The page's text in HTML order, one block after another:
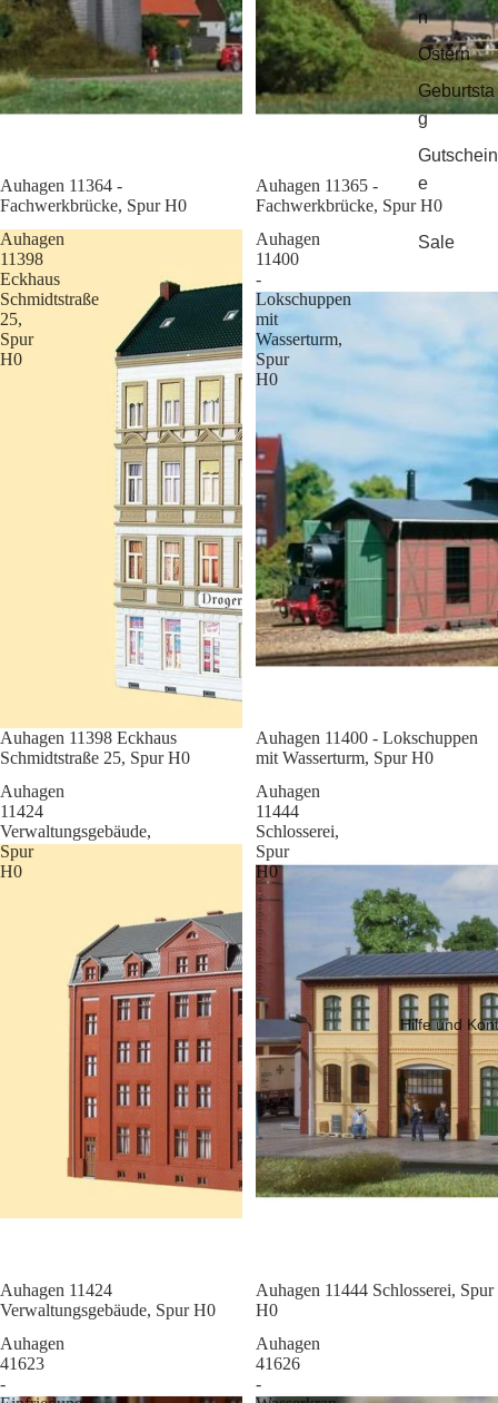
n
Ostern
Geburtsta
g
Gutschein
e
Sale
Hilfe und
Sale
Auhagen 11364 -
Fachwerkbrücke, Spur H0
Sale
Auhagen 11365 -
Fachwerkbrücke, Spur H0
Auhagen
11398
Eckhaus
Schmidtstraße
25,
Spur
H0
Sale
Auhagen 11398 Eckhaus
Schmidtstraße 25, Spur H0
Auhagen
11400
-
Lokschuppen
mit
Wasserturm,
Spur
H0
Sale
Auhagen 11400 - Lokschuppen
mit Wasserturm, Spur H0
Auhagen
11424
Verwaltungsgebäude,
Spur
H0
Sale
Auhagen 11424
Verwaltungsgebäude, Spur H0
Auhagen
11444
Schlosserei,
Spur
H0
Sale
Auhagen 11444 Schlosserei, Spur
H0
Auhagen
41623
-
Auhagen
41626
-